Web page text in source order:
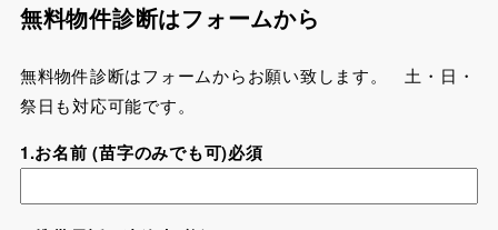
無料物件診断はフォームから
無料物件診断はフォームからお願い致します。 土・日・
祭日も対応可能です。
1.お名前 (苗字のみでも可)必須